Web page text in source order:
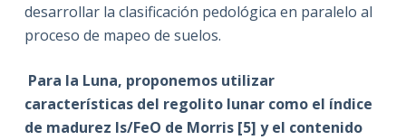
desarrollar la clasificación pedológica en paralelo al
proceso de mapeo de suelos.
Para la Luna, proponemos utilizar
características del regolito lunar como el índice
de madurez Is/FeO de Morris [5] y el contenido